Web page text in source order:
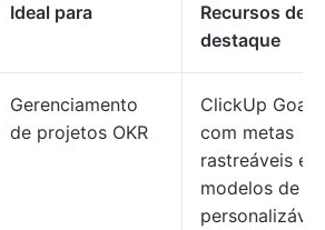
Ideal para
Recursos de
destaque
Gerenciamento
de projetos OKR
ClickUp Goals
com metas
rastreáveis e
modelos de